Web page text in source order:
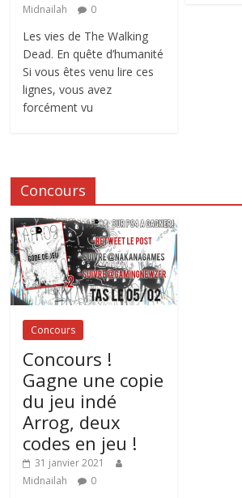
Midnailah
0
Les vies de The Walking
Dead. En quête d’humanité
Si vous êtes venu lire ces
lignes, vous avez
forcément vu
Concours
Concours
Concours !
Gagne une copie
du jeu indé
Arrog, deux
codes en jeu !
31 janvier 2021
Midnailah
0